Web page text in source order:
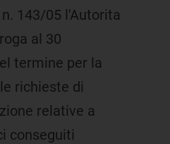
143/05 l'Autorita
al 30
termine per la
richieste di
relative a
conseguiti